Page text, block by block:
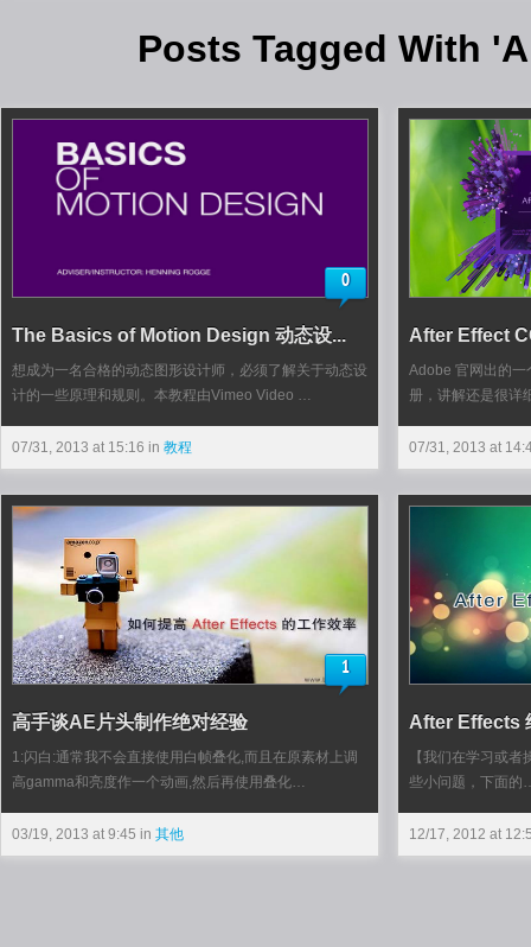
Posts Tagged With
0
The Basics of Motion Design 动态设...
想成为一名合格的动态图形设计师，必须了解关于动态设
计的一些原理和规则。本教程由Vimeo Video …
07/31, 2013 at 15:16 in 教程
After Effect
Adobe 官网出的一
册，讲解还是很
07/31, 2013 at
1
高手谈AE片头制作绝对经验
1:闪白:通常我不会直接使用白帧叠化,而且在原素材上调
高gamma和亮度作一个动画,然后再使用叠化…
03/19, 2013 at 9:45 in 其他
After Effects
【我们在学习或
些小问题，下面的
12/17, 2012 at